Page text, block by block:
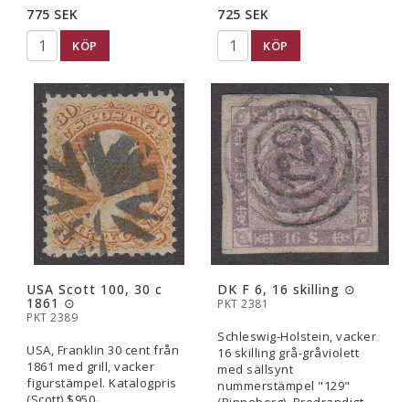
775 SEK
KÖP
725 SEK
KÖP
USA Scott 100, 30 c
1861 ⊙
PKT 2389
USA, Franklin 30 cent från
1861 med grill, vacker
figurstämpel. Katalogpris
DK F 6, 16 skilling ⊙
PKT 2381
Schleswig-Holstein, vacker
16 skilling grå-gråviolett
med sällsynt
nummerstämpel "129"